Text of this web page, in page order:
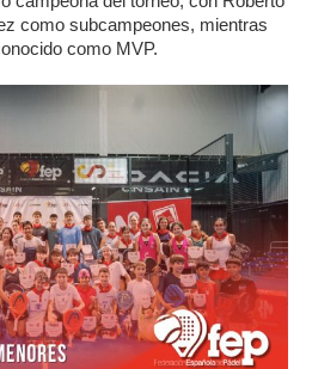
como subcampeones, mientras
como MVP.